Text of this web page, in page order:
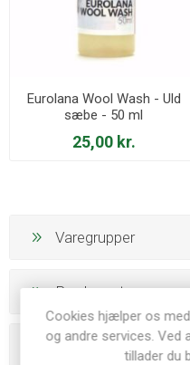
Eurolana Wool Wash - Uld
sæbe - 50 ml
25,00 kr.
Varegrupper
Producenter
Populære tags
Cookies hjælper os
og andre services. Ved
tillader du